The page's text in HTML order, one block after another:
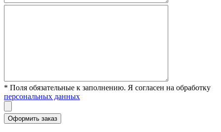
* Поля обязательные к заполнению. Я согласен на обработку
персональных данных